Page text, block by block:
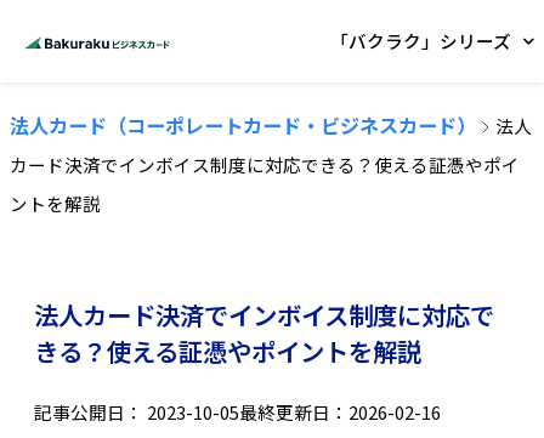
「バクラク」シリーズ
法人カード（コーポレートカード・ビジネスカード）
法人
カード決済でインボイス制度に対応できる？使える証憑やポイ
ントを解説
法人カード決済でインボイス制度に対応で
きる？使える証憑やポイントを解説
記事公開日： 2023-10-05最終更新日：2026-02-16